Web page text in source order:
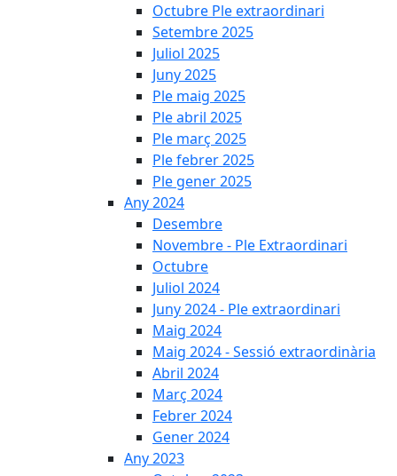
Octubre Ple extraordinari
Setembre 2025
Juliol 2025
Juny 2025
Ple maig 2025
Ple abril 2025
Ple març 2025
Ple febrer 2025
Ple gener 2025
Any 2024
Desembre
Novembre - Ple Extraordinari
Octubre
Juliol 2024
Juny 2024 - Ple extraordinari
Maig 2024
Maig 2024 - Sessió extraordinària
Abril 2024
Març 2024
Febrer 2024
Gener 2024
Any 2023